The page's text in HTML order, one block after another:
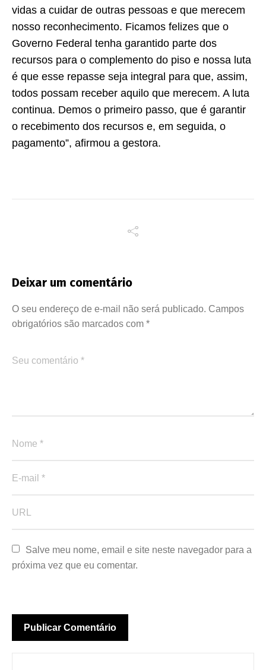
vidas a cuidar de outras pessoas e que merecem
nosso reconhecimento. Ficamos felizes que o
Governo Federal tenha garantido parte dos
recursos para o complemento do piso e nossa luta
é que esse repasse seja integral para que, assim,
todos possam receber aquilo que merecem. A luta
continua. Demos o primeiro passo, que é garantir
o recebimento dos recursos e, em seguida, o
pagamento”, afirmou a gestora.
Deixar um comentário
O seu endereço de e-mail não será publicado. Campos
obrigatórios são marcados com *
Salve meu nome, email e site neste navegador para a
próxima vez que eu comentar.